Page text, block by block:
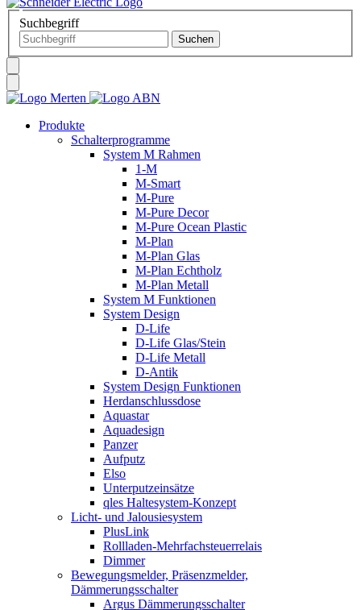
Suchbegriff
Produkte
Schalterprogramme
System M Rahmen
1-M
M-Smart
M-Pure
M-Pure Decor
M-Pure Ocean Plastic
M-Plan
M-Plan Glas
M-Plan Echtholz
M-Plan Metall
System M Funktionen
System Design
D-Life
D-Life Glas/Stein
D-Life Metall
D-Antik
System Design Funktionen
Herdanschlussdose
Aquastar
Aquadesign
Panzer
Aufputz
Elso
Unterputzeinsätze
qles Haltesystem-Konzept
Licht- und Jalousiesystem
PlusLink
Rollladen-Mehrfachsteuerrelais
Dimmer
Bewegungsmelder, Präsenzmelder,
Dämmerungsschalter
Argus Dämmerungsschalter